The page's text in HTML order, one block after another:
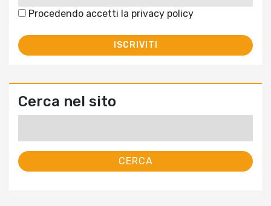
Procedendo accetti la privacy policy
Cerca nel sito